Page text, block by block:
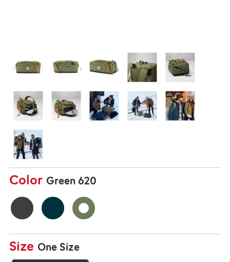
Color Green 620
Size One Size